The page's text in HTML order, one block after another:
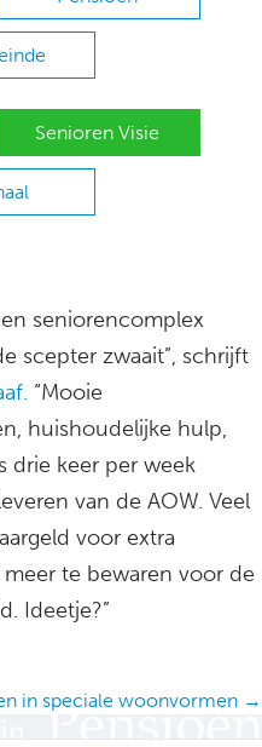
Senioren Visie
seniorencomplex
scepter zwaait”, schrijft
“Mooie
huishoudelijke hulp,
drie keer per week
van de AOW. Veel
voor extra
te bewaren voor de
Ideetje?”
in speciale woonvormen →